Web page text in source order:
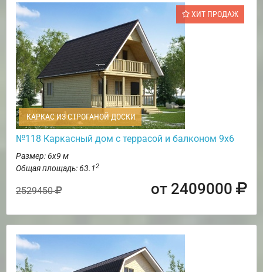
ХИТ ПРОДАЖ
КАРКАС ИЗ СТРОГАНОЙ ДОСКИ
№118 Каркасный дом с террасой и балконом 9х6
Размер: 6х9 м
Общая площадь: 63.12
2529450 от 2409000